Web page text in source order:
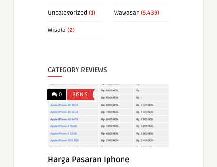
Uncategorized (1) Wawasan (5,439)
Wisata (2)
CATEGORY REVIEWS
0 BISNIS
Harga Pasaran Iphone